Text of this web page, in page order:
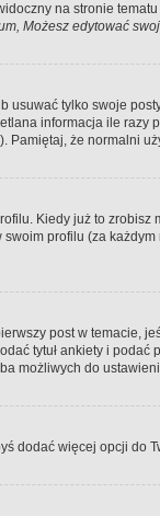
na stronie
Możesz edytować
tylko swoje
informacja ile
że normalni
Kiedy już to zrobisz
profilu (za
post w temacie,
tytuł ankiety i
możliwych do
dodać więcej opcji do